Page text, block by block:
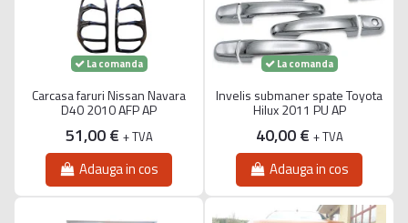
La comanda
Carcasa faruri Nissan Navara
D40 2010 AFP AP
51,00 € + TVA
Adauga in cos
La comanda
Invelis submaner spate Toyota
Hilux 2011 PU AP
40,00 € + TVA
Adauga in cos